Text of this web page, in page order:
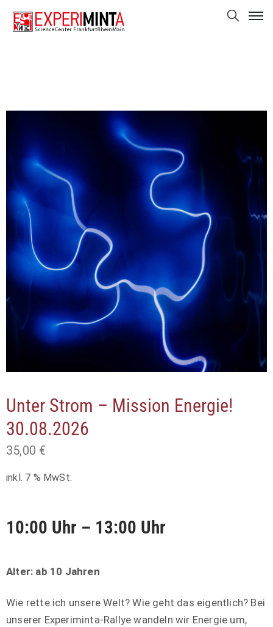
Unter Strom – Mission Energie!
30.08.2026
35,00 €
inkl. 7 % MwSt.
10:00 Uhr – 13:00 Uhr
Alter: ab 10 Jahren
Wie rette ich unsere Welt? Wie geht das eigentlich? Bei
unserer Experiminta-Rallye wandeln wir Energie um,